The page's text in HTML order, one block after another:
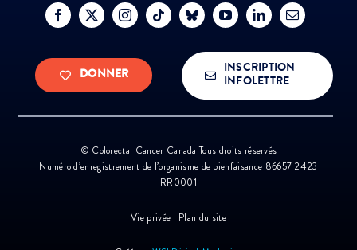
DONNER
INSCRIPTION
INFOLETTRE
© Colorectal Cancer Canada Tous droits réservés
Numéro d’enregistrement de l’organisme de bienfaisance 86657 2423
RR0001
Vie privée | Plan du site